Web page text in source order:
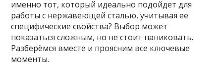
именно тот, который идеально подойдет для
работы с нержавеющей сталью, учитывая ее
специфические свойства? Выбор может
показаться сложным, но не стоит паниковать.
Разберёмся вместе и проясним все ключевые
моменты.